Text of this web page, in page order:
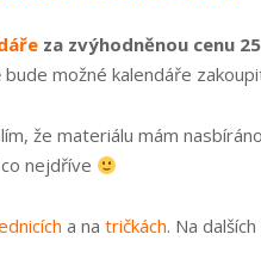
za zvýhodněnou cenu
možné kalendáře
že materiálu mám
nejdříve
a na tričkách. Na